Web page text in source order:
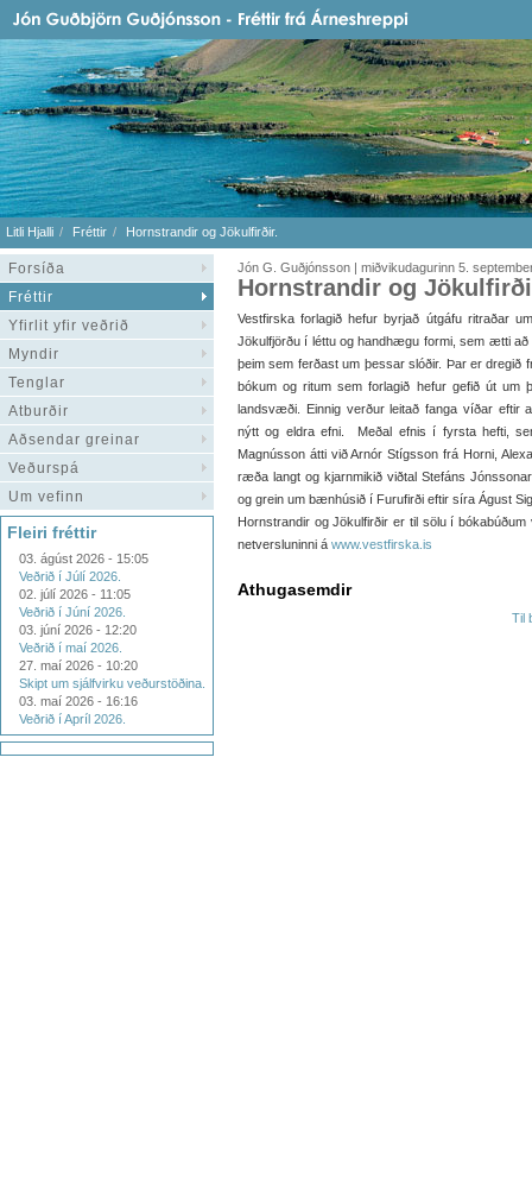
Litli Hjalli Fréttir Hornstrandir og Jökulfirðir.
Forsíða
Fréttir
Yfirlit yfir veðrið
Myndir
Tenglar
Atburðir
Aðsendar greinar
Veðurspá
Um vefinn
Fleiri fréttir
03. ágúst 2026 - 15:05
Veðrið í Júlí 2026.
02. júlí 2026 - 11:05
Veðrið í Júní 2026.
03. júní 2026 - 12:20
Veðrið í maí 2026.
27. maí 2026 - 10:20
Skipt um sjálfvirku veðurstöðina.
03. maí 2026 - 16:16
Veðrið í Apríl 2026.
Jón G. Guðjónsson | miðvikudagurinn 5.
Hornstrandir og
Vestfirska forlagið hefur byrjað útgáfu ritraðar
Jökulfjörðu í léttu og handhægu formi, sem ætti að
þeim sem ferðast um þessar slóðir. Þar er dregið
bókum og ritum sem forlagið hefur gefið út um
landsvæði. Einnig verður leitað fanga víðar eftir
nýtt og eldra efni. Meðal efnis í fyrsta hefti,
Magnússon átti við Arnór Stígsson frá Horni,
ræða langt og kjarnmikið viðtal Stefáns
og grein um bænhúsið í Furufirði eftir síra Águst
Hornstrandir og Jökulfirðir er til sölu í
netversluninni á www.vestfirska.is
Athugasemdir
Til